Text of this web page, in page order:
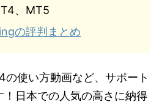
、MT5
の評判まとめ
使い方動画など、サポート
日本での人気の高さに納得